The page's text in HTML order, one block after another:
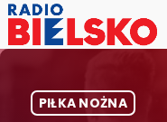
PIŁKA NOŻNA